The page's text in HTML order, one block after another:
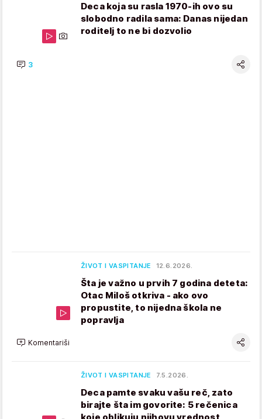
Deca koja su rasla 1970-ih ovo su
slobodno radila sama: Danas nijedan
roditelj to ne bi dozvolio
3
ŽIVOT I VASPITANJE 12.6.2026.
Šta je važno u prvih 7 godina deteta:
Otac Miloš otkriva - ako ovo
propustite, to nijedna škola ne
popravlja
Komentariši
ŽIVOT I VASPITANJE 7.5.2026.
Deca pamte svaku vašu reč, zato
birajte šta im govorite: 5 rečenica